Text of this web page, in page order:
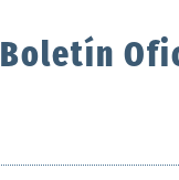
Boletín